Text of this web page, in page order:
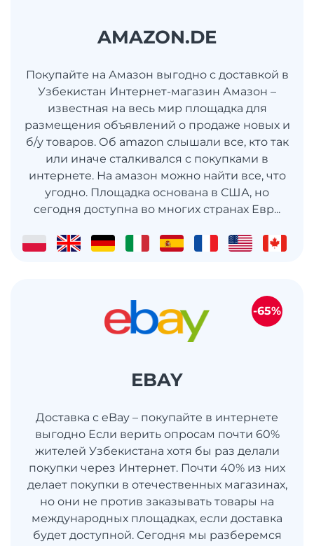
AMAZON.DE
Покупайте на Амазон выгодно с доставкой в
Узбекистан Интернет-магазин Амазон –
известная на весь мир площадка для
размещения объявлений о продаже новых и
б/у товаров. Об amazon слышали все, кто так
или иначе сталкивался с покупками в
интернете. На амазон можно найти все, что
угодно. Площадка основана в США, но
сегодня доступна во многих странах Евр...
EBAY
Доставка с eBay – покупайте в интернете
выгодно Если верить опросам почти 60%
жителей Узбекистана хотя бы раз делали
покупки через Интернет. Почти 40% из них
делает покупки в отечественных магазинах,
но они не против заказывать товары на
международных площадках, если доставка
будет доступной. Сегодня мы разберемся
-65%